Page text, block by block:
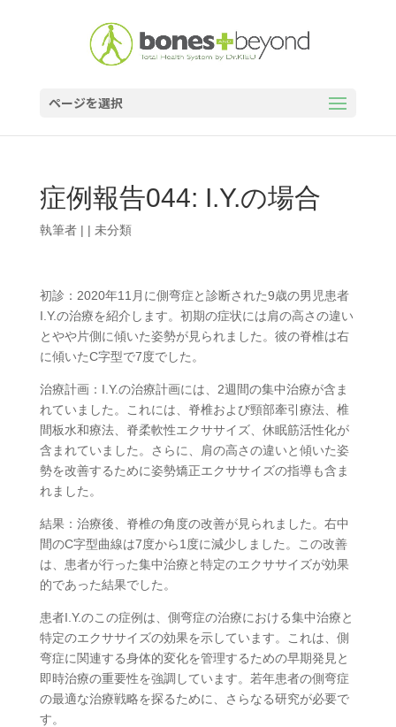
ページを選択
症例報告044: I.Y.の場合
執筆者 | | 未分類
初診：2020年11月に側弯症と診断された9歳の男児患者
I.Y.の治療を紹介します。初期の症状には肩の高さの違い
とやや片側に傾いた姿勢が見られました。彼の脊椎は右
に傾いたC字型で7度でした。
治療計画：I.Y.の治療計画には、2週間の集中治療が含ま
れていました。これには、脊椎および頸部牽引療法、椎
間板水和療法、脊柔軟性エクササイズ、休眠筋活性化が
含まれていました。さらに、肩の高さの違いと傾いた姿
勢を改善するために姿勢矯正エクササイズの指導も含ま
れました。
結果：治療後、脊椎の角度の改善が見られました。右中
間のC字型曲線は7度から1度に減少しました。この改善
は、患者が行った集中治療と特定のエクササイズが効果
的であった結果でした。
患者I.Y.のこの症例は、側弯症の治療における集中治療と
特定のエクササイズの効果を示しています。これは、側
弯症に関連する身体的変化を管理するための早期発見と
即時治療の重要性を強調しています。若年患者の側弯症
の最適な治療戦略を探るために、さらなる研究が必要で
す。